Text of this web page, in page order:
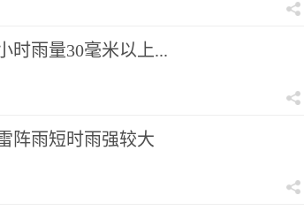
时雨量30毫米以上...
阵雨短时雨强较大